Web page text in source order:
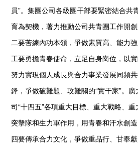
員”。集團公司各級團干部要緊密結合共
育為契機，著力推動公司共青團工作開創
二要苦練內功本領，爭做素質高、能力
工要勇擔青春使命，立足自身崗位，以
努力實現個人成長與合力事業發展同頻
鋒，爭做破難題、攻難關的“實干家”。
司“十四五”各項重大目標、重大戰略、
突擊隊和生力軍作用，用青春和汗水創造
四要傳承合力文化，爭做重品行、甘奉